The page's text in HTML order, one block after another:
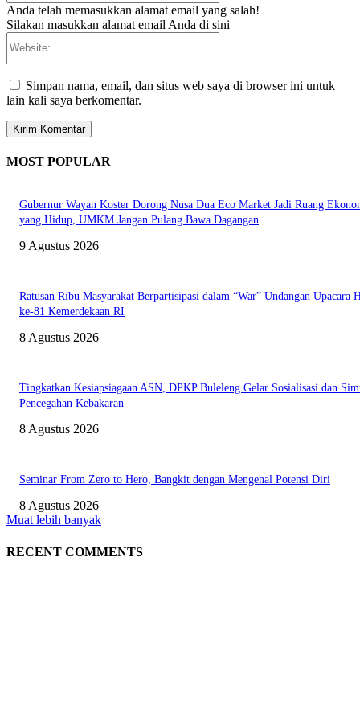
Anda telah memasukkan alamat email yang salah!
Silakan masukkan alamat email Anda di sini
Simpan nama, email, dan situs web saya di browser ini untuk
lain kali saya berkomentar.
MOST POPULAR
Gubernur Wayan Koster Dorong Nusa Dua Eco Market Jadi Ruang
yang Hidup, UMKM Jangan Pulang Bawa Dagangan
9 Agustus 2026
Ratusan Ribu Masyarakat Berpartisipasi dalam “War” Undangan Upacara
ke-81 Kemerdekaan RI
8 Agustus 2026
Tingkatkan Kesiapsiagaan ASN, DPKP Buleleng Gelar Sosialisasi dan
Pencegahan Kebakaran
8 Agustus 2026
Seminar From Zero to Hero, Bangkit dengan Mengenal Potensi Diri
8 Agustus 2026
Muat lebih banyak
RECENT COMMENTS